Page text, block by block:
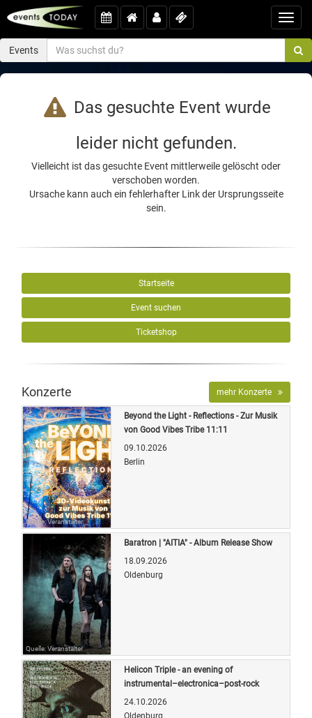
Events
Das gesuchte Event wurde
leider nicht gefunden.
Vielleicht ist das gesuchte Event mittlerweile gelöscht oder
verschoben worden.
Ursache kann auch ein fehlerhafter Link der Ursprungsseite
sein.
Startseite
Event suchen
Ticketshop
Konzerte mehr Konzerte
Quelle: Veranstalter
Beyond the Light - Reflections - Zur Musik
von Good Vibes Tribe 11:11
09.10.2026
Berlin
Quelle: Veranstalter
Baratron | "AITIA" - Album Release Show
18.09.2026
Oldenburg
Helicon Triple - an evening of
instrumental–electronica–post-rock
24.10.2026
Oldenburg